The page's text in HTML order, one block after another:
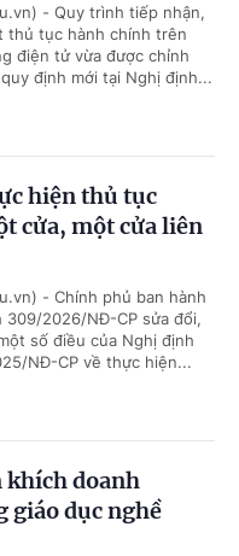
- Quy trình tiếp nhận,
thủ tục hành chính trên
điện tử vừa được chỉnh
định mới tại Nghị định...
hiện thủ tục
cửa, một cửa liên
- Chính phủ ban hành
309/2026/NĐ-CP sửa đổi,
số điều của Nghị định
NĐ-CP về thực hiện...
khích doanh
giáo dục nghề